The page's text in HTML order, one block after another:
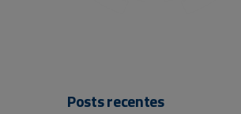
Posts recentes